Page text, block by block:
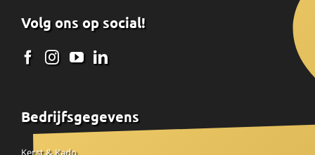
Volg ons op social!
Bedrijfsgegevens
Kerst & Kado